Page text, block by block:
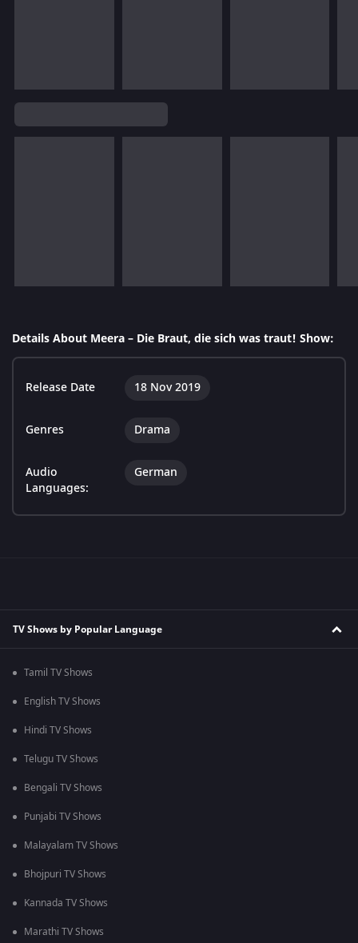
Details About Meera – Die Braut, die sich was traut! Show:
Release Date 18 Nov 2019
Genres Drama
Audio
Languages:
German
TV Shows by Popular Language
Tamil TV Shows
English TV Shows
Hindi TV Shows
Telugu TV Shows
Bengali TV Shows
Punjabi TV Shows
Malayalam TV Shows
Bhojpuri TV Shows
Kannada TV Shows
Marathi TV Shows